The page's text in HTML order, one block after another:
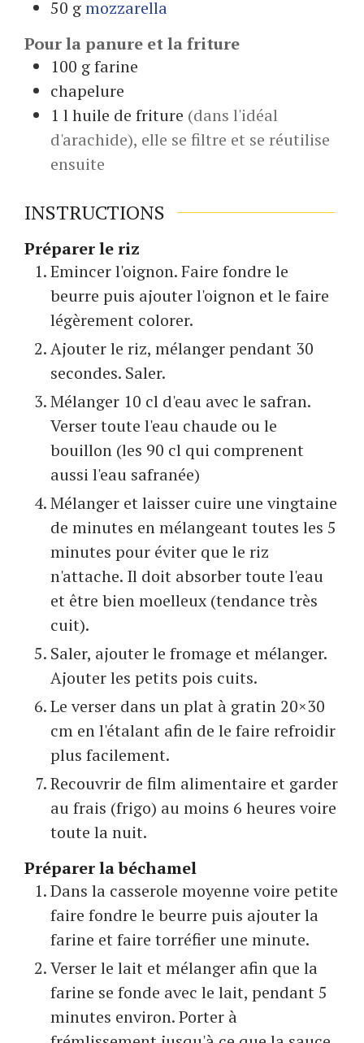
50 gmozzarella
Pour la panure et la friture
100 gfarine
chapelure
1 lhuile de friture (dans l'idéal
d'arachide), elle se filtre et se réutilise
ensuite
INSTRUCTIONS
Préparer le riz
Emincer l'oignon. Faire fondre le
beurre puis ajouter l'oignon et le faire
légèrement colorer.
Ajouter le riz, mélanger pendant 30
secondes. Saler.
Mélanger 10 cl d'eau avec le safran.
Verser toute l'eau chaude ou le
bouillon (les 90 cl qui comprenent
aussi l'eau safranée)
Mélanger et laisser cuire une vingtaine
de minutes en mélangeant toutes les 5
minutes pour éviter que le riz
n'attache. Il doit absorber toute l'eau
et être bien moelleux (tendance très
cuit).
Saler, ajouter le fromage et mélanger.
Ajouter les petits pois cuits.
Le verser dans un plat à gratin 20×30
cm en l'étalant afin de le faire refroidir
plus facilement.
Recouvrir de film alimentaire et garder
au frais (frigo) au moins 6 heures voire
toute la nuit.
Préparer la béchamel
Dans la casserole moyenne voire petite
faire fondre le beurre puis ajouter la
farine et faire torréfier une minute.
Verser le lait et mélanger afin que la
farine se fonde avec le lait, pendant 5
minutes environ. Porter à